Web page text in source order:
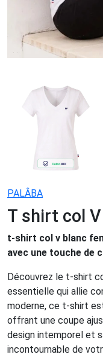
PALÂBA
T shirt col
t-shirt col v blanc
avec une touche de
Découvrez le t-shirt
essentielle qui allie
moderne, ce t-shirt
offrant une coupe
design intemporel et
incontournable de